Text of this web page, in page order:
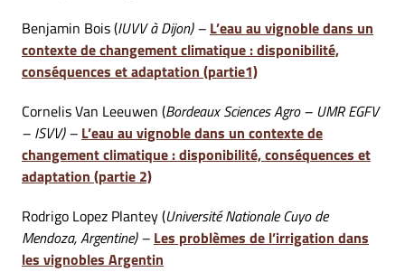
Benjamin Bois (IUVV à Dijon) – L’eau au vignoble dans un
contexte de changement climatique : disponibilité,
conséquences et adaptation (partie1)
Cornelis Van Leeuwen (Bordeaux Sciences Agro – UMR EGFV
– ISVV) – L’eau au vignoble dans un contexte de
changement climatique : disponibilité, conséquences et
adaptation (partie 2)
Rodrigo Lopez Plantey (Université Nationale Cuyo de
Mendoza, Argentine) – Les problèmes de l’irrigation dans
les vignobles Argentin